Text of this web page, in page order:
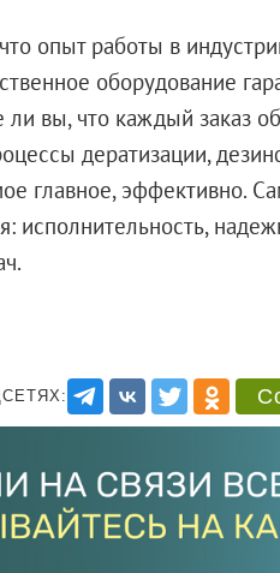
опыт работы в
оборудование
вы, что каждый заказ
дератизации,
главное, эффективно.
исполнительность,